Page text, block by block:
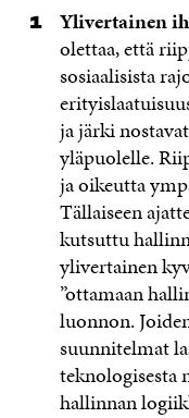
Ylivertainen
olettaa, että
sosiaalisista
ja järki
yläpuolelle.
ja oikeutta
Tällaiseen
kutsuttu
ylivertainen
”ottamaan
luonnon.
suunnitelmat
teknologisesta
hallinnan